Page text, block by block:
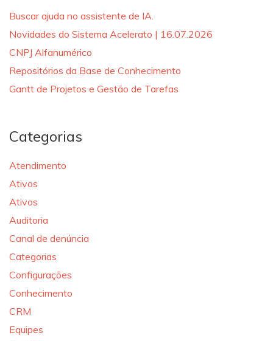
Buscar ajuda no assistente de IA.
Novidades do Sistema Acelerato | 16.07.2026
CNPJ Alfanumérico
Repositórios da Base de Conhecimento
Gantt de Projetos e Gestão de Tarefas
Categorias
Atendimento
Ativos
Ativos
Auditoria
Canal de denúncia
Categorias
Configurações
Conhecimento
CRM
Equipes